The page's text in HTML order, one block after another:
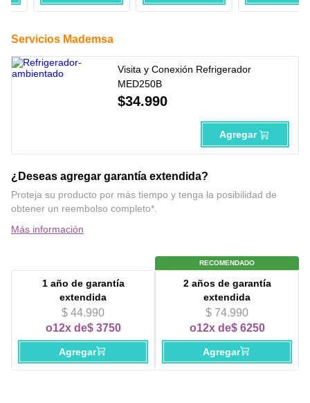
Servicios Mademsa
Visita y Conexión Refrigerador
MED250B
$34.990
Agregar
¿Deseas agregar garantía extendida?
Proteja su producto por más tiempo y tenga la posibilidad de
obtener un reembolso completo*.
Más información
1 año de garantía
extendida
$ 44.990
o12x de$ 3750
Agregar
RECOMENDADO
2 años de garantía
extendida
$ 74.990
o12x de$ 6250
Agregar